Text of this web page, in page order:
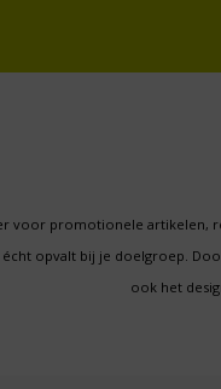
voor promotionele artikelen,
opvalt bij je doelgroep.
ook het